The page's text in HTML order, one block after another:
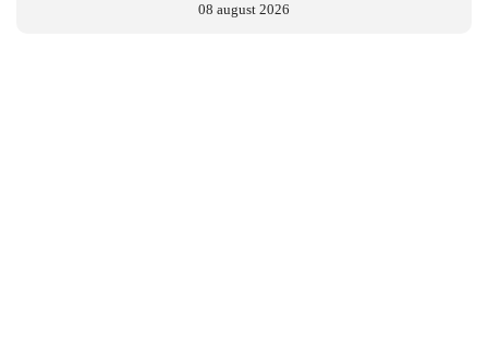
08 august 2026